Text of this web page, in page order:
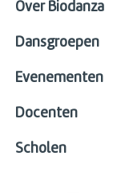
Over Biodanza
Dansgroepen
Evenementen
Docenten
Scholen